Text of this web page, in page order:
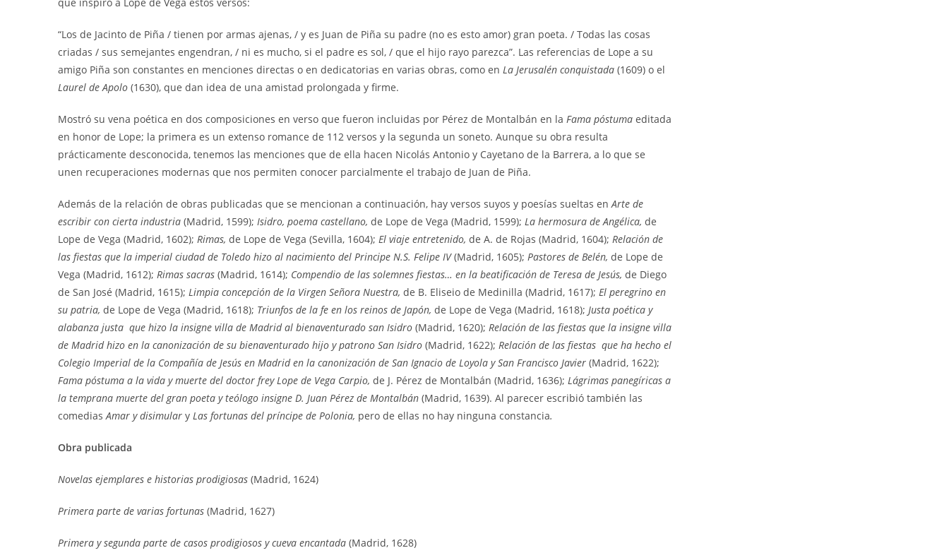
“Los de Jacinto de Piña / tienen por armas ajenas, / y es Juan de Piña su padre (no es esto amor) gran poeta. / Todas las cosas
criadas / sus semejantes engendran, / ni es mucho, si el padre es sol, / que el hijo rayo parezca”. Las referencias de Lope a su
amigo Piña son constantes en menciones directas o en dedicatorias en varias obras, como en La Jerusalén conquistada (1609) o el
Laurel de Apolo (1630), que dan idea de una amistad prolongada y firme.
Mostró su vena poética en dos composiciones en verso que fueron incluidas por Pérez de Montalbán en la Fama póstuma editada
en honor de Lope; la primera es un extenso romance de 112 versos y la segunda un soneto. Aunque su obra resulta
prácticamente desconocida, tenemos las menciones que de ella hacen Nicolás Antonio y Cayetano de la Barrera, a lo que se
unen recuperaciones modernas que nos permiten conocer parcialmente el trabajo de Juan de Piña.
Además de la relación de obras publicadas que se mencionan a continuación, hay versos suyos y poesías sueltas en Arte de
escribir con cierta industria (Madrid, 1599); Isidro, poema castellano, de Lope de Vega (Madrid, 1599); La hermosura de Angélica, de
Lope de Vega (Madrid, 1602); Rimas, de Lope de Vega (Sevilla, 1604); El viaje entretenido, de A. de Rojas (Madrid, 1604); Relación de
las fiestas que la imperial ciudad de Toledo hizo al nacimiento del Principe N.S. Felipe IV(Madrid, 1605); Pastores de Belén, de Lope de
Vega (Madrid, 1612); Rimas sacras (Madrid, 1614); Compendio de las solemnes fiestas… en la beatificación de Teresa de Jesús, de Diego
de San José (Madrid, 1615); Limpia concepción de la Virgen Señora Nuestra, de B. Eliseio de Medinilla (Madrid, 1617); El peregrino en
su patria, de Lope de Vega (Madrid, 1618); Triunfos de la fe en los reinos de Japón, de Lope de Vega (Madrid, 1618); Justa poética y
alabanza justa que hizo la insigne villa de Madrid al bienaventurado san Isidro (Madrid, 1620); Relación de las fiestas que la insigne villa
de Madrid hizo en la canonización de su bienaventurado hijo y patrono San Isidro (Madrid, 1622); Relación de las fiestas que ha hecho el
Colegio Imperial de la Compañía de Jesús en Madrid en la canonización de San Ignacio de Loyola y San Francisco Javier (Madrid, 1622);
Fama póstuma a la vida y muerte del doctor frey Lope de Vega Carpio, de J. Pérez de Montalbán (Madrid, 1636); Lágrimas panegíricas a
la temprana muerte del gran poeta y teólogo insigne D. Juan Pérez de Montalbán (Madrid, 1639). Al parecer escribió también las
comedias Amar y disimular y Las fortunas del príncipe de Polonia, pero de ellas no hay ninguna constancia.
Obra publicada
Novelas ejemplares e historias prodigiosas (Madrid, 1624)
Primera parte de varias fortunas (Madrid, 1627)
Primera y segunda parte de casos prodigiosos y cueva encantada (Madrid, 1628)